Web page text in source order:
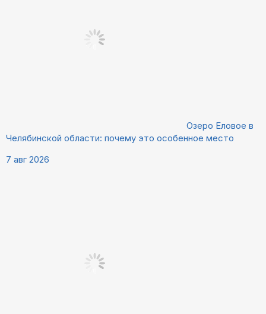
Озеро Еловое в
Челябинской области: почему это особенное место
7 авг 2026